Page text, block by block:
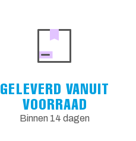
GELEVERD VANUIT
VOORRAAD
Binnen 14 dagen